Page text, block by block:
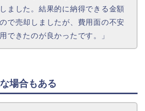
ました。結果的に納得できる金額
で売却しましたが、費用面の不安
できたのが良かったです。」
場合もある